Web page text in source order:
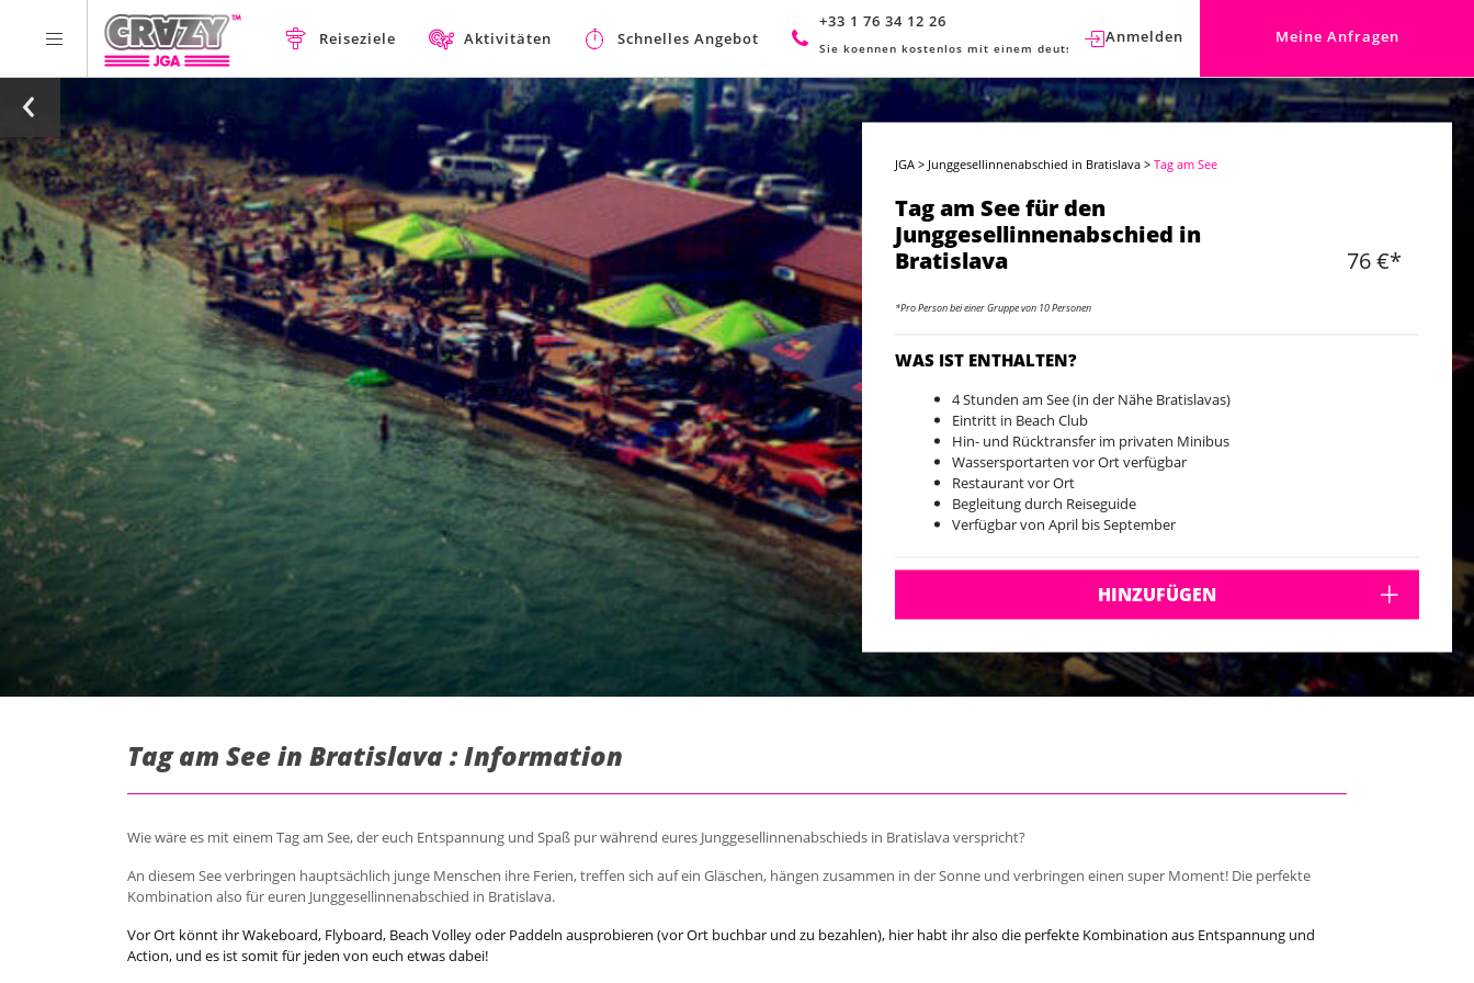
Reiseziele Aktivitäten Schnelles Angebot
+33 1 76 34 12 26
Sie koennen kostenlos mit einem deutschen Berater sprechen.
Anmelden Meine Anfragen
JGA > Junggesellinnenabschied in Bratislava >Tag am See
Tag am See für den
Junggesellinnenabschied in
Bratislava
76 €*
*Pro Person bei einer Gruppe von 10 Personen
WAS IST ENTHALTEN?
4 Stunden am See (in der Nähe Bratislavas)
Eintritt in Beach Club
Hin- und Rücktransfer im privaten Minibus
Wassersportarten vor Ort verfügbar
Restaurant vor Ort
Begleitung durch Reiseguide
Verfügbar von April bis September
HINZUFÜGEN
Tag am See in Bratislava : Information
Wie wäre es mit einem Tag am See, der euch Entspannung und Spaß pur während eures Junggesellinnenabschieds in Bratislava verspricht?
An diesem See verbringen hauptsächlich junge Menschen ihre Ferien, treffen sich auf ein Gläschen, hängen zusammen in der Sonne und verbringen einen super Moment! Die perfekte
Kombination also für euren Junggesellinnenabschied in Bratislava.
Vor Ort könnt ihr Wakeboard, Flyboard, Beach Volley oder Paddeln ausprobieren (vor Ort buchbar und zu bezahlen), hier habt ihr also die perfekte Kombination aus Entspannung und
Action, und es ist somit für jeden von euch etwas dabei!